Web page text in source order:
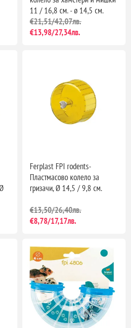
11 / 16,8 см. - ø 14,5 см.
€21,51/42,07лв.
€13,98/27,34лв.
Ferplast FPI rodents-
Пластмасово колело за
гризачи, Ø 14,5 / 9,8 см.
€13,50/26,40лв.
€8,78/17,17лв.